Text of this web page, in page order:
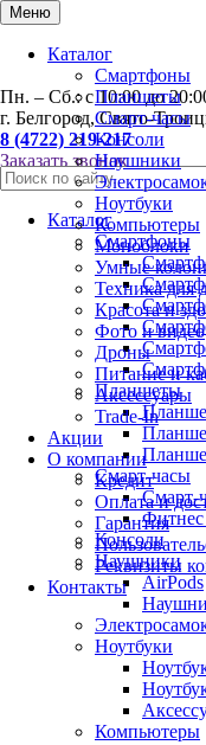
Меню
Каталог
Смартфоны
Планшеты
Смарт-часы
Консоли
Наушники
Ноутбуки
Компьютеры
Моноблоки
Умные
Техника для
Красота и
Фото и видео
Дроны
Питание и
Аксессуары
Trade-In
Акции
О компании
Кредит
Оплата и
Гарантия
Реквизиты
Контакты
0
Пн. – Сб.: с 10:00 до
г. Белгород, Свято-
8 (4722) 219-217
Заказать звонок
Каталог
Смартфоны
Планшеты
Смарт-часы
Смарт-
Фитнес
Консоли
Наушники
AirPods
Ноутбуки
Компьютеры